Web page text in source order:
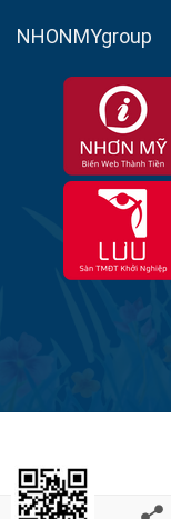
NHONMYgroup